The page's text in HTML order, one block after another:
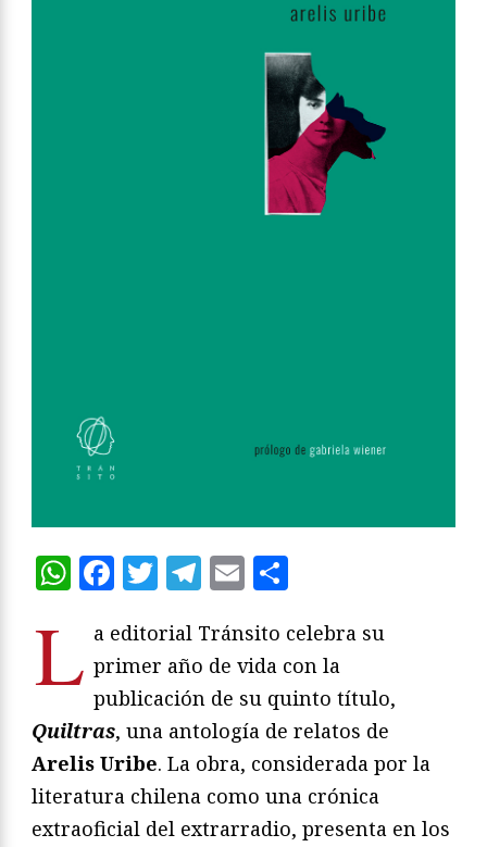
WhatsApp
Facebook
Twitter
Telegram
Email
L a editorial Tránsito celebra su
primer año de vida con la
publicación de su quinto título,
Quiltras, una antología de relatos de
Arelis Uribe. La obra, considerada por la
literatura chilena como una crónica
extraoficial del extrarradio, presenta en los